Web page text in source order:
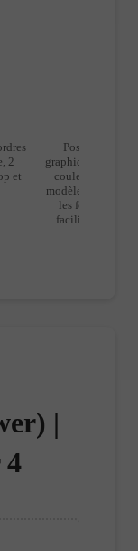
2
et
Possibilités de
graphique: vous
couleurs et les
modèles de
les fonctions
facilite la
|